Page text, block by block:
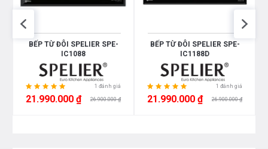
Tính năng tự nhận diện đáy nồi/ tự ngắt khi quá nhiệt,
hâm nóng, giã đông thức ăn
BẾP TỪ ĐÔI SPELIER SPE-
IC1088
1 đánh giá
21.990.000 ₫ 26.900.000 ₫
BẾP TỪ ĐÔI SPELIER SPE-
IC1188D
1 đánh giá
21.990.000 ₫ 26.900.000 ₫